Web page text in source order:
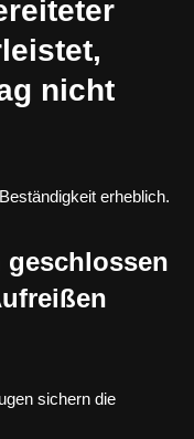
nicht
erheblich.
sichern die